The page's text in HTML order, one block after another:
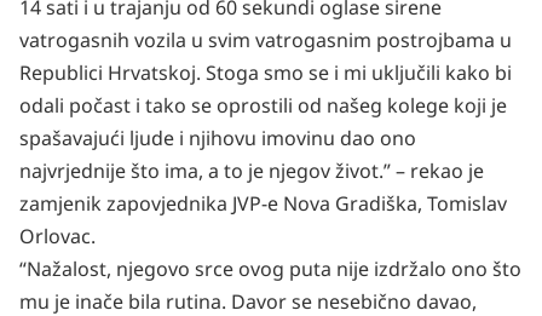
14 sati i u trajanju od 60 sekundi oglase sirene
vatrogasnih vozila u svim vatrogasnim postrojbama u
Republici Hrvatskoj. Stoga smo se i mi uključili kako bi
odali počast i tako se oprostili od našeg kolege koji je
spašavajući ljude i njihovu imovinu dao ono
najvrjednije što ima, a to je njegov život.” – rekao je
zamjenik zapovjednika JVP-e Nova Gradiška, Tomislav
Orlovac.
“Nažalost, njegovo srce ovog puta nije izdržalo ono što
mu je inače bila rutina. Davor se nesebično davao,